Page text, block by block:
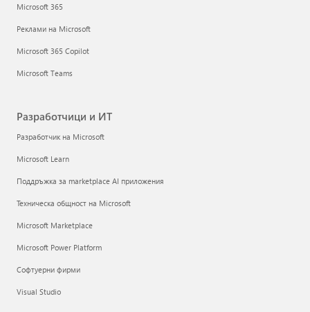
Microsoft 365
Реклами на Microsoft
Microsoft 365 Copilot
Microsoft Teams
Разработчици и ИТ
Разработчик на Microsoft
Microsoft Learn
Поддръжка за marketplace AI приложения
Техническа общност на Microsoft
Microsoft Marketplace
Microsoft Power Platform
Софтуерни фирми
Visual Studio